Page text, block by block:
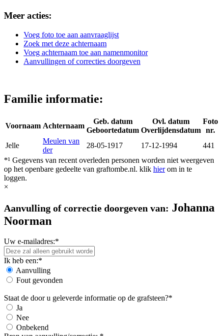
Meer acties:
Voeg foto toe aan aanvraaglijst
Zoek met deze achternaam
Voeg achternaam toe aan namenmonitor
Aanvullingen of correcties doorgeven
Familie informatie:
Voornaam Achternaam
Geb. datum
Geboortedatum
Ovl. datum
Overlijdensdatum
Foto
nr.
Jelle
Meulen van
der
28-05-1917 17-12-1994
441
*¹ Gegevens van recent overleden personen worden niet weergeven
op het openbare gedeelte van graftombe.nl. klik hierom in te
loggen.
×
Aanvulling of correctie doorgeven van: Johanna
Noorman
Uw e-mailadres:*
Ik heb een:*
Aanvulling
Fout gevonden
Staat de door u geleverde informatie op de grafsteen?*
Ja
Nee
Onbekend